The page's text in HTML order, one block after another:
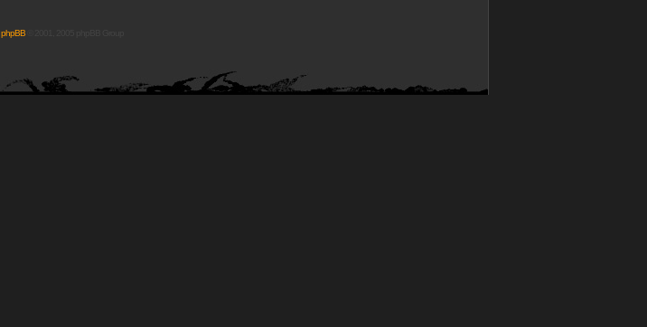
phpBB© 2001, 2005 phpBB Group